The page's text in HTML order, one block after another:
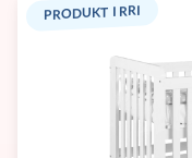
PRODUKT I RRI